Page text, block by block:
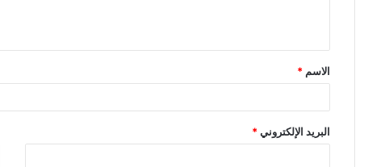
ق
*
الاسم *
البريد الإلكتروني*